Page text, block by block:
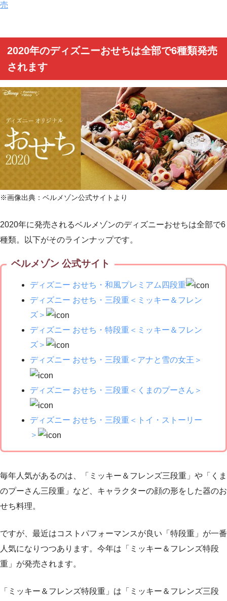
売
2020年のディズニーおせちは全部で6種類発売
されます
※画像出典：ベルメゾン公式サイトより
2020年に発売されるベルメゾンのディズニーおせちは全部で6
種類。以下がそのラインナップです。
ベルメゾン 公式サイト
ディズニー おせち・和風プレミアム四段重
ディズニー おせち・三段重＜ミッキー＆フレン
ズ＞
ディズニー おせち・特段重＜ミッキー＆フレン
ズ＞
ディズニー おせち・三段重＜アナと雪の女王＞
ディズニー おせち・三段重＜くまのプーさん＞
ディズニー おせち・三段重＜トイ・ストーリー
＞
毎年人気があるのは、「ミッキー＆フレンズ三段重」や「くま
のプーさん三段重」など、キャラクターの顔の形をした器のお
せち料理。
ですが、最近はコストパフォーマンスが良い「特段重」が一番
人気になりつつあります。今年は「ミッキー＆フレンズ特段
重」が発売されます。
「ミッキー＆フレンズ特段重」は「ミッキー＆フレンズ三段